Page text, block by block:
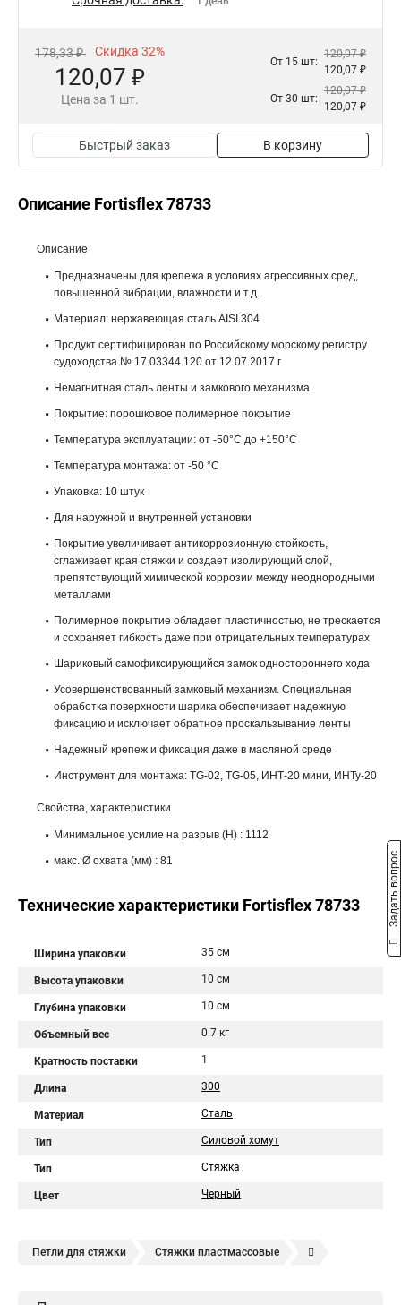
178,33 ₽ Скидка 32%
120,07 ₽
Цена за 1 шт.
От 15 шт:
120,07 ₽
120,07 ₽
От 30 шт:
120,07 ₽
120,07 ₽
Быстрый заказ В корзину
Описание Fortisflex 78733
Описание
Предназначены для крепежа в условиях агрессивных сред,
повышенной вибрации, влажности и т.д.
Материал: нержавеющая сталь AISI 304
Продукт сертифицирован по Российскому морскому регистру
судоходства № 17.03344.120 от 12.07.2017 г
Немагнитная сталь ленты и замкового механизма
Покрытие: порошковое полимерное покрытие
Температура эксплуатации: от -50°С до +150°С
Температура монтажа: от -50 °С
Упаковка: 10 штук
Для наружной и внутренней установки
Покрытие увеличивает антикоррозионную стойкость,
сглаживает края стяжки и создает изолирующий слой,
препятствующий химической коррозии между неоднородными
металлами
Полимерное покрытие обладает пластичностью, не трескается
и сохраняет гибкость даже при отрицательных температурах
Шариковый самофиксирующийся замок одностороннего хода
Усовершенствованный замковый механизм. Специальная
обработка поверхности шарика обеспечивает надежную
фиксацию и исключает обратное проскальзывание ленты
Надежный крепеж и фиксация даже в масляной среде
Инструмент для монтажа: TG-02, TG-05, ИНТ-20 мини, ИНТу-20
Cвойства, характеристики
Минимальное усилие на разрыв (Н) : 1112
макс. Ø охвата (мм) : 81
Технические характеристики Fortisflex 78733
Ширина упаковки 35 см
Высота упаковки 10 см
Глубина упаковки 10 см
Объемный вес 0.7 кг
Кратность поставки 1
Длина 300
Материал Сталь
Тип Силовой хомут
Тип Стяжка
Цвет Черный
Петли для стяжки Стяжки пластмассовые
Задать вопрос